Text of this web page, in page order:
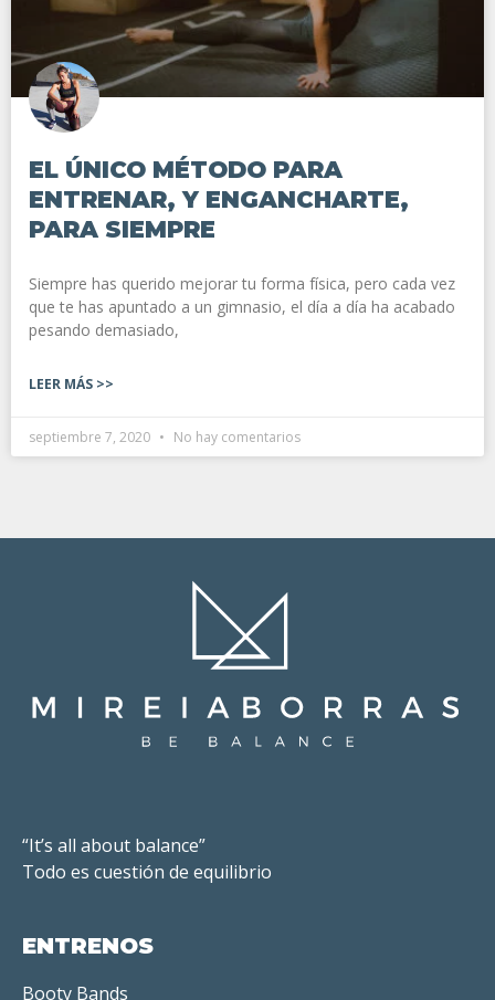
EL ÚNICO MÉTODO PARA
ENTRENAR, Y ENGANCHARTE,
PARA SIEMPRE
Siempre has querido mejorar tu forma física, pero cada vez
que te has apuntado a un gimnasio, el día a día ha acabado
pesando demasiado,
LEER MÁS >>
septiembre 7, 2020 No hay comentarios
“It’s all about balance”
Todo es cuestión de equilibrio
ENTRENOS
Booty Bands